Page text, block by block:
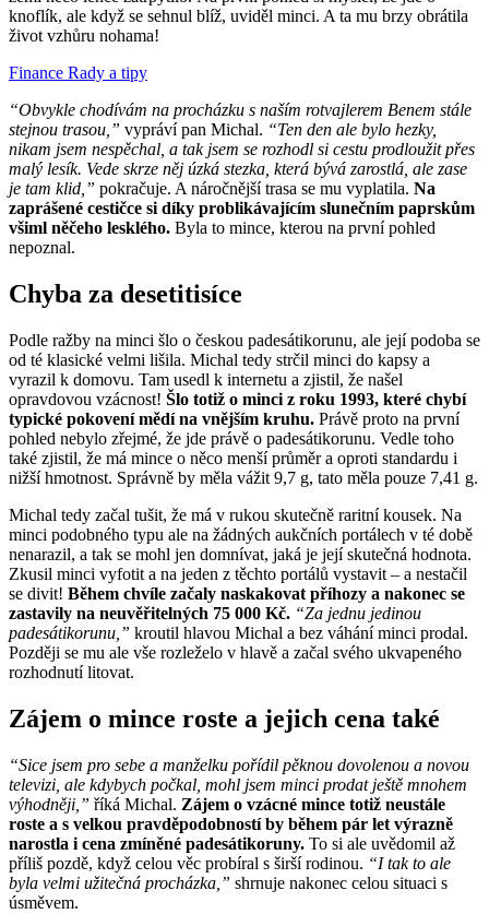
knoflík, ale když se sehnul blíž, uviděl minci. A ta mu brzy obrátila
život vzhůru nohama!
Finance Rady a tipy
“Obvykle chodívám na procházku s naším rotvajlerem Benem stále
stejnou trasou,” vypráví pan Michal. “Ten den ale bylo hezky,
nikam jsem nespěchal, a tak jsem se rozhodl si cestu prodloužit přes
malý lesík. Vede skrze něj úzká stezka, která bývá zarostlá, ale zase
je tam klid,” pokračuje. A náročnější trasa se mu vyplatila. Na
zaprášené cestičce si díky problikávajícím slunečním paprskům
všiml něčeho lesklého. Byla to mince, kterou na první pohled
nepoznal.
Chyba za desetitisíce
Podle ražby na minci šlo o českou padesátikorunu, ale její podoba se
od té klasické velmi lišila. Michal tedy strčil minci do kapsy a
vyrazil k domovu. Tam usedl k internetu a zjistil, že našel
opravdovou vzácnost! Šlo totiž o minci z roku 1993, které chybí
typické pokovení mědí na vnějším kruhu. Právě proto na první
pohled nebylo zřejmé, že jde právě o padesátikorunu. Vedle toho
také zjistil, že má mince o něco menší průměr a oproti standardu i
nižší hmotnost. Správně by měla vážit 9,7 g, tato měla pouze 7,41 g.
Michal tedy začal tušit, že má v rukou skutečně raritní kousek. Na
minci podobného typu ale na žádných aukčních portálech v té době
nenarazil, a tak se mohl jen domnívat, jaká je její skutečná hodnota.
Zkusil minci vyfotit a na jeden z těchto portálů vystavit – a nestačil
se divit! Během chvíle začaly naskakovat příhozy a nakonec se
zastavily na neuvěřitelných 75 000 Kč. “Za jednu jedinou
padesátikorunu,” kroutil hlavou Michal a bez váhání minci prodal.
Později se mu ale vše rozleželo v hlavě a začal svého ukvapeného
rozhodnutí litovat.
Zájem o mince roste a jejich cena také
“Sice jsem pro sebe a manželku pořídil pěknou dovolenou a novou
televizi, ale kdybych počkal, mohl jsem minci prodat ještě mnohem
výhodněji,” říká Michal. Zájem o vzácné mince totiž neustále
roste a s velkou pravděpodobností by během pár let výrazně
narostla i cena zmíněné padesátikoruny. To si ale uvědomil až
příliš pozdě, když celou věc probíral s širší rodinou. “I tak to ale
byla velmi užitečná procházka,” shrnuje nakonec celou situaci s
úsměvem.